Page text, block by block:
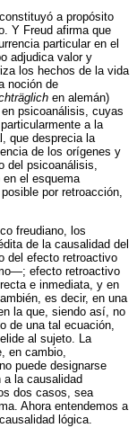
a propósito
Y Freud afirma que
particular en el
adjudica valor y
los hechos de la vida
noción de
en alemán)
psicoanálisis, cuyas
a la
que desprecia la
de los orígenes y
del psicoanálisis,
el esquema
por retroacción,
freudiano, los
de la causalidad del
del efecto retroactivo
efecto retroactivo
e inmediata, y en
es decir, en una
la que, siendo así, no
de una tal ecuación,
al sujeto. La
en cambio,
puede designarse
la causalidad
dos casos, sea
Ahora entendemos a
lógica.